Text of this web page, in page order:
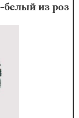
белый из роз